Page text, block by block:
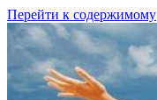
Перейти к содержимому